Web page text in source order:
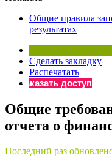
Бератор
«Практическая
«Нормативные
Материалы
«Практическая
Общие правила
результатах
Сделать закладку
Распечатать
Заказать доступ
Общие
отчета о
Последний раз